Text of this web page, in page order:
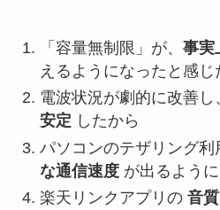
「容量無制限」が、 事実
えるようになったと感じ
電波状況が劇的に改善し
安定 したから
パソコンのテザリング利
な通信速度が出るよう
楽天リンクアプリの 音